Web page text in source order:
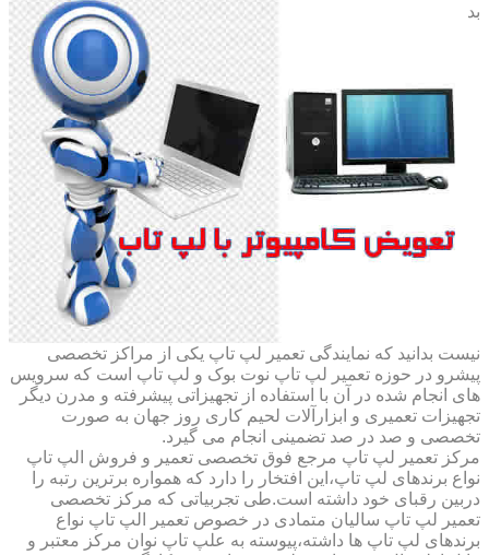
بد
نیست بدانید که نمایندگی تعمیر لپ تاپ یکی از مراکز تخصصی
پیشرو در حوزه تعمیر لپ تاپ نوت بوک و لپ تاپ است که سرویس
های انجام شده در آن با استفاده از تجهیزاتی پیشرفته و مدرن دیگر
تجهیزات تعمیری و ابزارآلات لحیم کاری روز جهان به صورت
تخصصی و صد در صد تضمینی انجام می گیرد.
مرکز تعمیر لپ تاپ مرجع فوق تخصصی تعمیر و فروش الپ تاپ
نواع برندهای لپ تاپ،این افتخار را دارد که همواره برترین رتبه را
دربین رقبای خود داشته است.طی تجربیاتی که مرکز تخصصی
تعمیر لپ تاپ سالیان متمادی در خصوص تعمیر الپ تاپ نواع
برندهای لپ تاپ ها داشته،پیوسته به علپ تاپ نوان مرکز معتبر و